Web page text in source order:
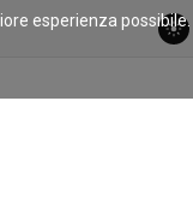
esperienza possibile.